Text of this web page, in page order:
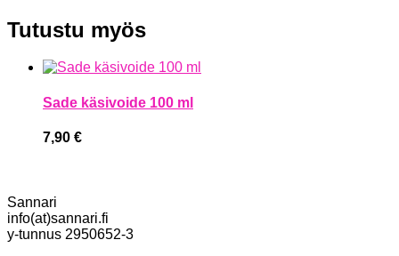
Tutustu myös
Sade käsivoide 100 ml
7,90 €
Sannari
info(at)sannari.fi
y-tunnus 2950652-3